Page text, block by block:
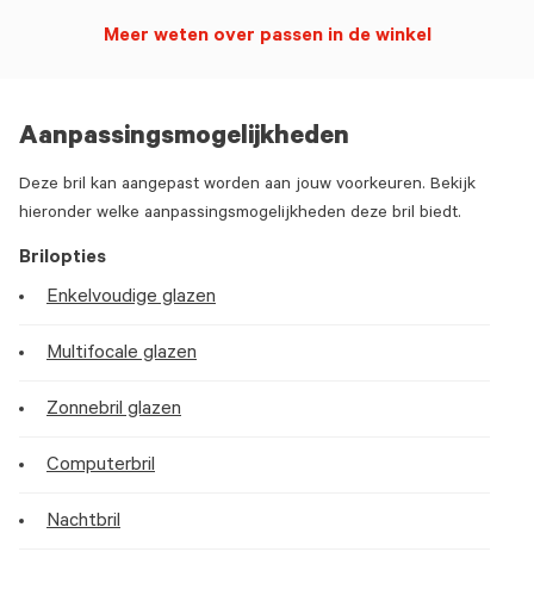
Aanpassingsmogelijkheden
Deze bril kan aangepast worden aan jouw voorkeuren. Bekijk
hieronder welke aanpassingsmogelijkheden deze bril biedt.
Brilopties
Enkelvoudige glazen
Multifocale glazen
Zonnebril glazen
Computerbril
Nachtbril
Meer weten over passen in de winkel